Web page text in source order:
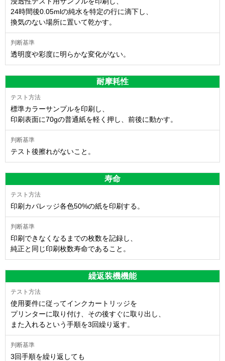
24時間後0.05mlの純水を特定の行に滴下し、
換気のない場所に置いて乾かす。
透明度や彩度に明らかな変化がない。
耐摩耗性
標準カラーサンプルを印刷し、
印刷表面に70gの普通紙を軽く押し、前後に動かす。
テスト後擦れがないこと。
寿命
印刷カバレッジ各色50%の紙を印刷する。
印刷できなくなるまでの枚数を記録し、
純正と同じ印刷枚数寿命であること。
繰返装機機能
使用要件に従ってインクカートリッジを
プリンターに取り付け、その後すぐに取り出し、
また入れるという手順を3回繰り返す。
3回手順を繰り返しても